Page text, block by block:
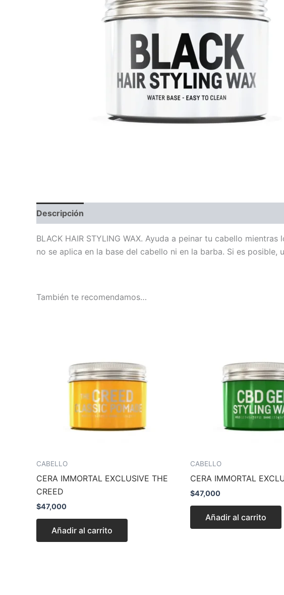
Descripción
BLACK HAIR STYLING WAX. Ayuda a peinar tu cabello
no se aplica en la base del cabello ni en la barba. Si es
También te recomendamos…
CABELLO
CERA IMMORTAL EXCLUSIVE THE
CREED
$47,000
Añadir al carrito
CABELLO
CERA IMMORTAL
$47,000
Añadir al carrito